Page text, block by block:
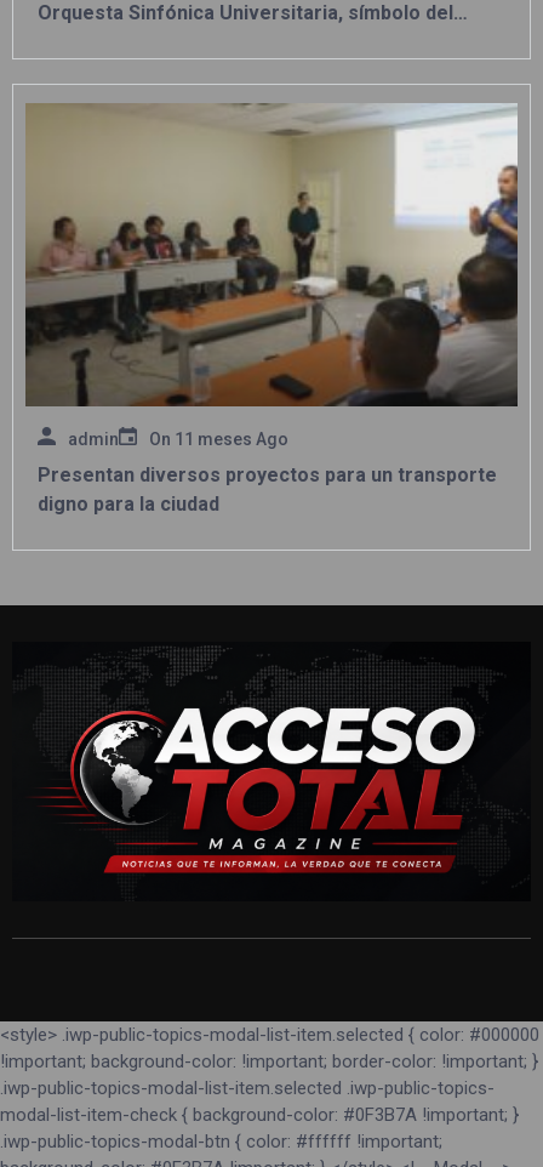
Orquesta Sinfónica Universitaria, símbolo del
admin On 11 meses Ago
Presentan diversos proyectos para un transporte
digno para la ciudad
<style> .iwp-public-topics-modal-list-item.selected { color: #000000
!important; background-color: !important; border-color: !important; }
.iwp-public-topics-modal-list-item.selected .iwp-public-topics-
modal-list-item-check { background-color: #0F3B7A !important; }
.iwp-public-topics-modal-btn { color: #ffffff !important;